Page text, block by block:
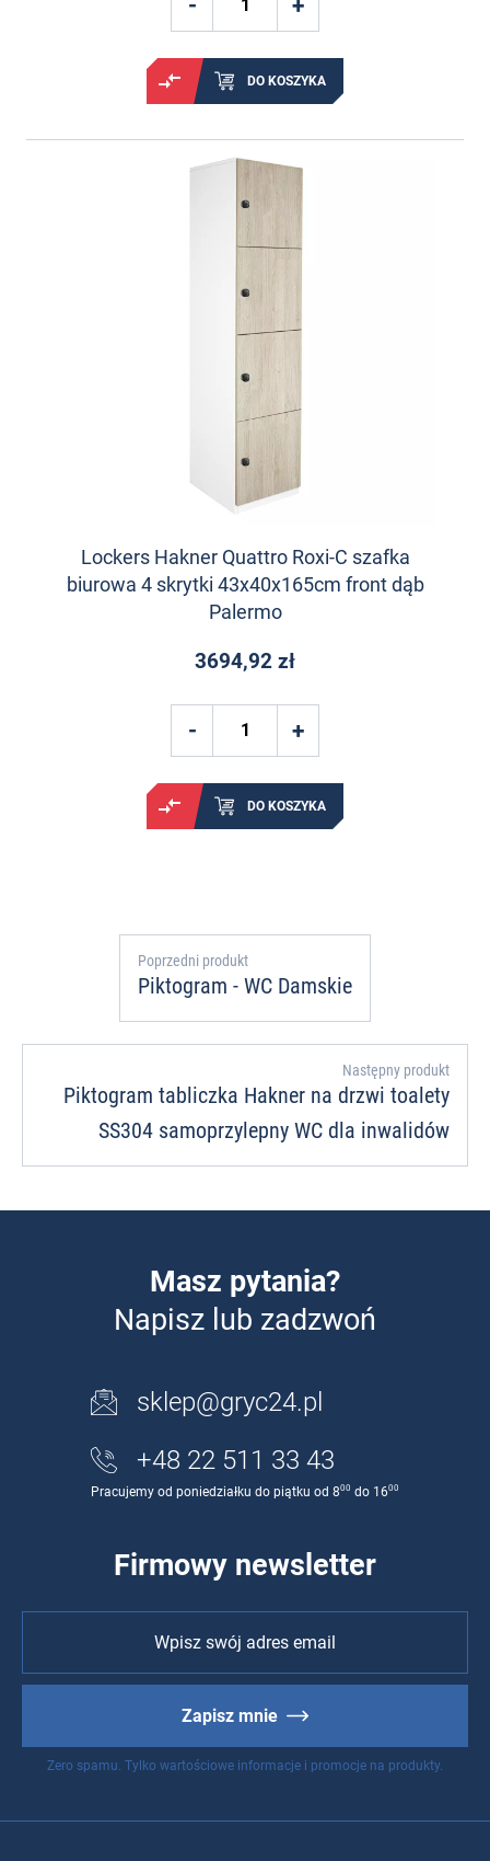
DO KOSZYKA
Lockers Hakner Quattro Roxi-C szafka
biurowa 4 skrytki 43x40x165cm front dąb
Palermo
3694,92 zł
DO KOSZYKA
Poprzedni produkt
Piktogram - WC Damskie
Następny produkt
Piktogram tabliczka Hakner na drzwi toalety
SS304 samoprzylepny WC dla inwalidów
Masz pytania?
Napisz lub zadzwoń
sklep@gryc24.pl
+48 22 511 33 43
Pracujemy od poniedziałku do piątku od 800 do 1600
Firmowy newsletter
Zapisz mnie
Zero spamu. Tylko wartościowe informacje i promocje na produkty.